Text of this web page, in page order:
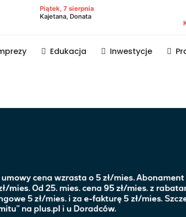
Piątek, 7 sierpnia
Kajetana, Donata
Edukacja Inwestycje